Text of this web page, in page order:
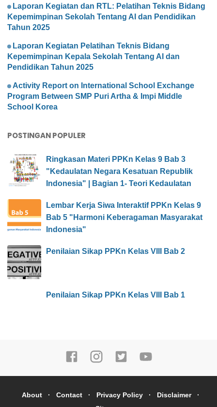
Laporan Kegiatan dan RTL: Pelatihan Teknis Bidang
Kepemimpinan Sekolah Tentang AI dan Pendidikan
Tahun 2025
Laporan Kegiatan Pelatihan Teknis Bidang
Kepemimpinan Kepala Sekolah Tentang AI dan
Pendidikan Tahun 2025
Activity Report on International School Exchange
Program Between SMP Puri Artha & Impi Middle
School Korea
POSTINGAN POPULER
Ringkasan Materi PPKn Kelas 9 Bab 3
"Kedaulatan Negara Kesatuan Republik
Indonesia" | Bagian 1- Teori Kedaulatan
Lembar Kerja Siwa Interaktif PPKn Kelas 9
Bab 5 "Harmoni Keberagaman Masyarakat
Indonesia"
Penilaian Sikap PPKn Kelas VIII Bab 2
Penilaian Sikap PPKn Kelas VIII Bab 1
About Contact Privacy Policy
Disclaimer